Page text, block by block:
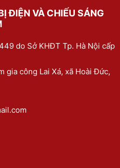
ĐIỆN VÀ CHIẾU SÁNG
do Sở KHĐT Tp. Hà Nội cấp
gia công Lai Xá, xã Hoài Đức,